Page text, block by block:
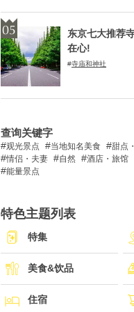
东京七大推荐
在心!
寺庙和神社
查询关键字
观光景点 当地知名美食 甜点
情侣・夫妻
自然 酒店・旅馆
能量景点
特色主题列表
特集
美食&饮品
住宿